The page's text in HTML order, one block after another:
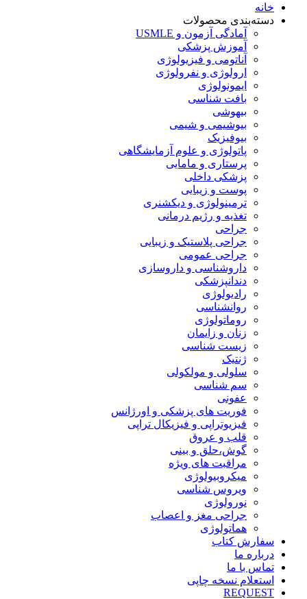
خانه
دسته‌بندی محصولات
آمادگی آزمون و USMLE
آموزش پزشکی
آناتومی و فیزیولوژی
ارولوژی و نفرولوژی
ایمونولوژی
بافت شناسی
بیهوشی
بیوشیمی و شیمی
بیوفیزیک
پاتولوژی و علوم آزمایشگاهی
پرستاری و مامایی
پزشکی داخلی
پوست و زیبایی
ترمینولوژی و دیکشنری
تغذیه و رژیم درمانی
جراحی
جراحی پلاستیک و زیبایی
جراحی عمومی
داروشناسی و داروسازی
دندانپزشکی
رادیولوژی
روانشناسی
روماتولوژی
زنان و زایمان
زیست شناسی
ژنتیک
سلولی و مولکولی
سم شناسی
عفونی
فوریت های پزشکی و اورژانس
فیزیوتراپی و فیزیکال تراپی
قلب و عروق
گوش،حلق و بینی
مراقبت های ویژه
میکروبیولوژی
ویروس شناسی
نورولوژی
جراحی مغز و اعصاب
هماتولوژی
سفارش کتاب
درباره ما
تماس با ما
استعلام نسخه چاپی
REQUEST